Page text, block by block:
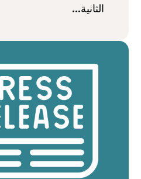
الثانية...